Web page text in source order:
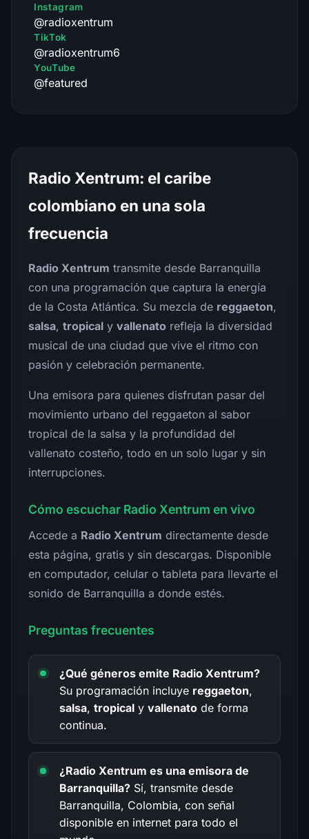
Instagram
@radioxentrum
TikTok
@radioxentrum6
YouTube
@featured
Radio Xentrum: el caribe
colombiano en una sola
frecuencia
Radio Xentrum transmite desde Barranquilla
con una programación que captura la energía
de la Costa Atlántica. Su mezcla de reggaeton,
salsa, tropical y vallenato refleja la diversidad
musical de una ciudad que vive el ritmo con
pasión y celebración permanente.
Una emisora para quienes disfrutan pasar del
movimiento urbano del reggaeton al sabor
tropical de la salsa y la profundidad del
vallenato costeño, todo en un solo lugar y sin
interrupciones.
Cómo escuchar Radio Xentrum en vivo
Accede a Radio Xentrum directamente desde
esta página, gratis y sin descargas. Disponible
en computador, celular o tableta para llevarte el
sonido de Barranquilla a donde estés.
Preguntas frecuentes
¿Qué géneros emite Radio Xentrum?
Su programación incluye reggaeton,
salsa, tropical y vallenato de forma
continua.
¿Radio Xentrum es una emisora de
Barranquilla? Sí, transmite desde
Barranquilla, Colombia, con señal
disponible en internet para todo el